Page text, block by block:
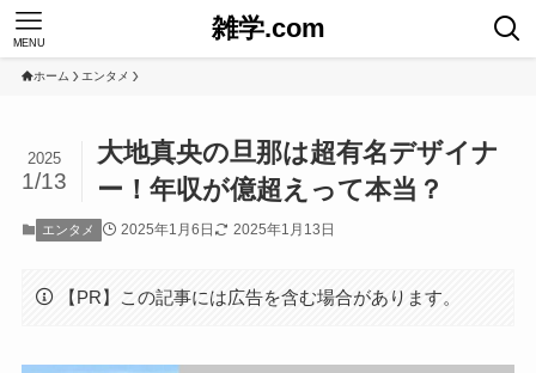
雑学.com
MENU
ホーム エンタメ
大地真央の旦那は超有名デザイナ
ー！年収が億超えって本当？
2025
1/13
エンタメ 2025年1月6日 2025年1月13日
【PR】この記事には広告を含む場合があります。